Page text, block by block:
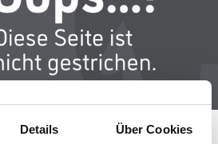
Details Über Cookies